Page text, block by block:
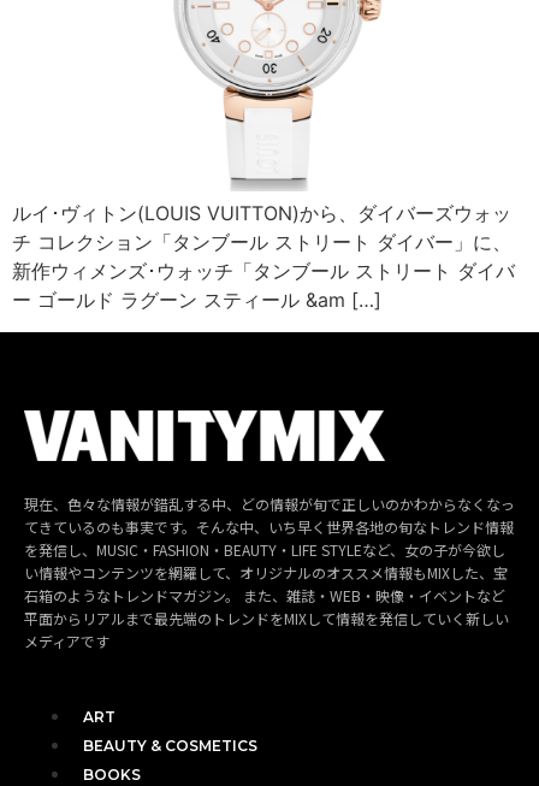
ルイ･ヴィトン(LOUIS VUITTON)から、ダイバーズウォッ
チ コレクション「タンブール ストリート ダイバー」に、
新作ウィメンズ･ウォッチ「タンブール ストリート ダイバ
ー ゴールド ラグーン スティール &am […]
現在、色々な情報が錯乱する中、どの情報が旬で正しいのかわからなくなっ
てきているのも事実です。そんな中、いち早く世界各地の旬なトレンド情報
を発信し、MUSIC・FASHION・BEAUTY・LIFE STYLEなど、女の子が今欲し
い情報やコンテンツを網羅して、オリジナルのオススメ情報もMIXした、宝
石箱のようなトレンドマガジン。 また、雑誌・WEB・映像・イベントなど
平面からリアルまで最先端のトレンドをMIXして情報を発信していく新しい
メディアです
ART
BEAUTY & COSMETICS
BOOKS